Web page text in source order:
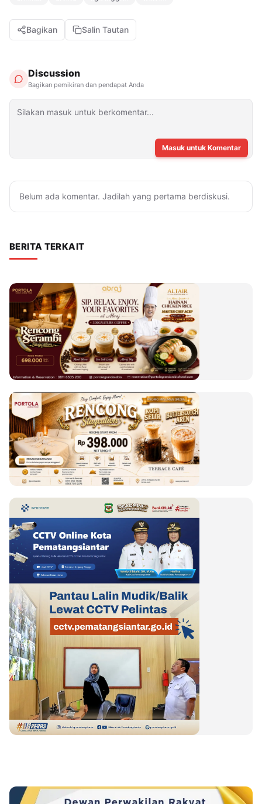
Bagikan Salin Tautan
Discussion
Bagikan pemikiran dan pendapat Anda
Masuk untuk Komentar
Belum ada komentar. Jadilah yang pertama berdiskusi.
BERITA TERKAIT